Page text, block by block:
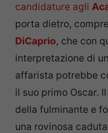
candidature agli
porta dietro,
DiCaprio, che con
interpretazione di
affarista potrebbe
il suo primo Oscar.
della fulminante e
una rovinosa